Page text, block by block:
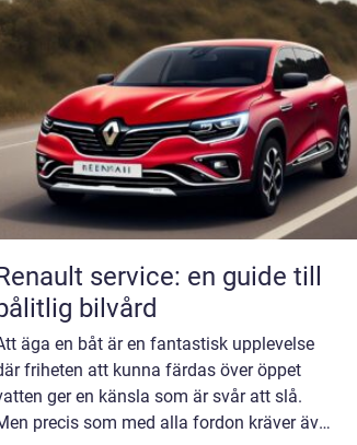
service: en guide till
bilvård
äga en båt är en fantastisk upplevelse
friheten att kunna färdas över öppet
ger en känsla som är svår att slå.
precis som med alla fordon kräver även